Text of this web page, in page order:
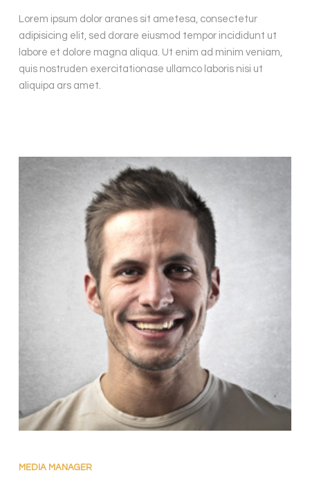
Lorem ipsum dolor aranes sit ametesa, consectetur
adipisicing elit, sed dorare eiusmod tempor incididunt ut
labore et dolore magna aliqua. Ut enim ad minim veniam,
quis nostruden exercitationase ullamco laboris nisi ut
aliquipa ars amet.
MEDIA MANAGER